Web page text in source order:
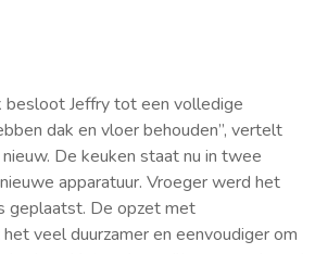
besloot Jeffry tot een volledige
dak en vloer behouden”, vertelt
De keuken staat nu in twee
apparatuur. Vroeger werd het
geplaatst. De opzet met
veel duurzamer en eenvoudiger om